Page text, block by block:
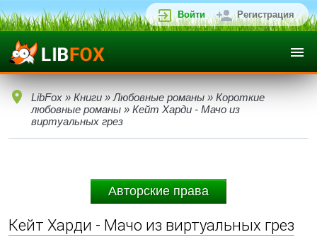
Войти Регистрация
LibFox » Книги » Любовные романы » Короткие
любовные романы » Кейт Харди - Мачо из
виртуальных грез
Авторские права
Кейт Харди - Мачо из виртуальных грез